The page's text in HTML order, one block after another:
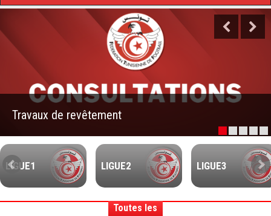
Feuilles de match 2018/2019
Feuille de match 2017/2018
–Ligue I–
–Ligue II–
Feuille de match 2016/2017
-Ligue I-
-Ligue II-
Travaux de revêtement
LIGUE1 LIGUE2 LIGUE3
Toutes les